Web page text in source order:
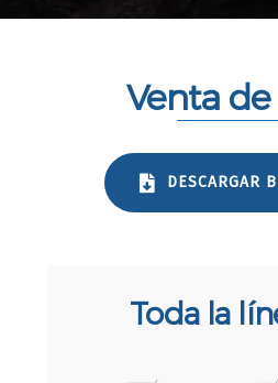
Venta
DESCARGAR
Toda la